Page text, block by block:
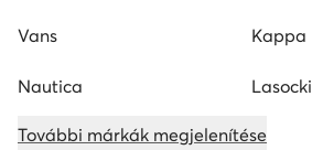
Vans Kappa
Nautica Lasocki
További márkák megjelenítése